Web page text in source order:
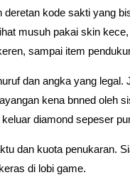
kode sakti yang
musuh pakai skin
sampai item
dan angka yang
kena bnned oleh
diamond sepeser
dan kuota penukaran.
di lobi game.